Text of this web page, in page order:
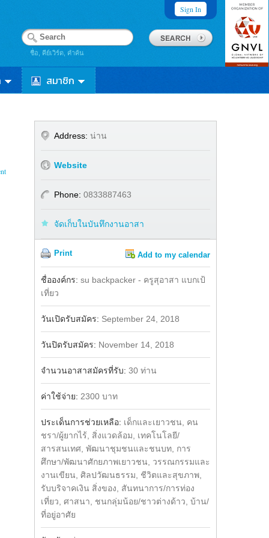
Sign In
ชื่อ, คีย์เวิร์ด, คำค้น
สมาชิก
Address: น่าน
Website
Phone: 0833887463
จัดเก็บในบันทึกงานอาสา
Print Add to my calendar
Facebook
ชื่อองค์กร: su backpacker - ครูสุอาสา แบกเป้
เที่ยว
วันเปิดรับสมัคร: September 24, 2018
วันปิดรับสมัคร: November 14, 2018
จำนวนอาสาสมัครที่รับ: 30 ท่าน
ค่าใช้จ่าย: 2300 บาท
ประเด็นการช่วยเหลือ: เด็กและเยาวชน, คน
ชรา/ผู้ยากไร้, สิ่งแวดล้อม, เทคโนโลยี/
สารสนเทศ, พัฒนาชุมชนและชนบท, การ
ศึกษา/พัฒนาศักยภาพเยาวชน, วรรณกรรมและ
งานเขียน, ศิลปวัฒนธรรม, ชีวิตและสุขภาพ,
รับบริจาคเงิน สิ่งของ, สันทนาการ/การท่อง
เที่ยว, ศาสนา, ชนกลุ่มน้อย/ชาวต่างด้าว, บ้าน/
ที่อยู่อาศัย